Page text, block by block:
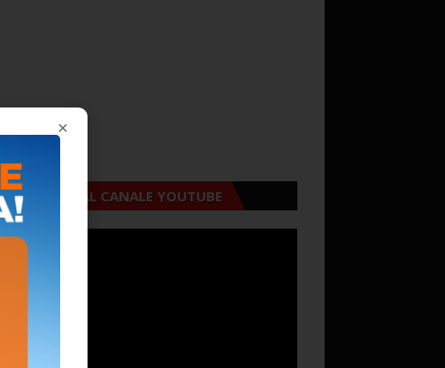
×
ISCRIVITI AL CANALE YOUTUBE